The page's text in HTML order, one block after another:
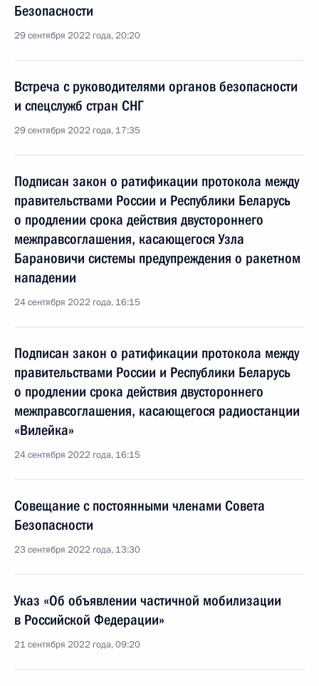
Безопасности
29 сентября 2022 года, 20:20
Встреча с руководителями органов безопасности
и спецслужб стран СНГ
29 сентября 2022 года, 17:35
Подписан закон о ратификации протокола между
правительствами России и Республики Беларусь
о продлении срока действия двустороннего
межправсоглашения, касающегося Узла
Барановичи системы предупреждения о ракетном
нападении
24 сентября 2022 года, 16:15
Подписан закон о ратификации протокола между
правительствами России и Республики Беларусь
о продлении срока действия двустороннего
межправсоглашения, касающегося радиостанции
«Вилейка»
24 сентября 2022 года, 16:15
Совещание с постоянными членами Совета
Безопасности
23 сентября 2022 года, 13:30
Указ «Об объявлении частичной мобилизации
в Российской Федерации»
21 сентября 2022 года, 09:20